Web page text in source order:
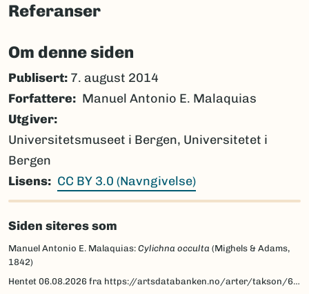
Referanser
Om denne siden
Publisert: 7. august 2014
Forfattere
Manuel Antonio E. Malaquias
Utgiver
Universitetsmuseet i Bergen, Universitetet i
Bergen
Lisens
CC BY 3.0 (Navngivelse)
Siden siteres som
Manuel Antonio E. Malaquias: Cylichna occulta (Mighels & Adams,
1842)
Hentet 06.08.2026 fra https://artsdatabanken.no/arter/takson/68655/beskrivelse